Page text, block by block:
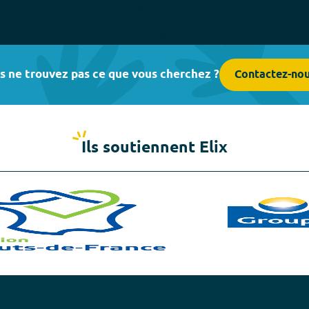
ne trouvez pas ce que vous cherchez ? Contactez-
Ils soutiennent Elix